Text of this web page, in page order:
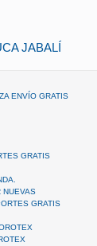
JABALÍ
ENVÍO GRATIS
GRATIS
NUEVAS
GRATIS